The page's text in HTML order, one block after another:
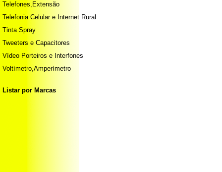
Telefones,Extensão
Telefonia Celular e Internet Rural
Tinta Spray
Tweeters e Capacitores
Vídeo Porteiros e Interfones
Voltímetro,Amperímetro
Listar por Marcas